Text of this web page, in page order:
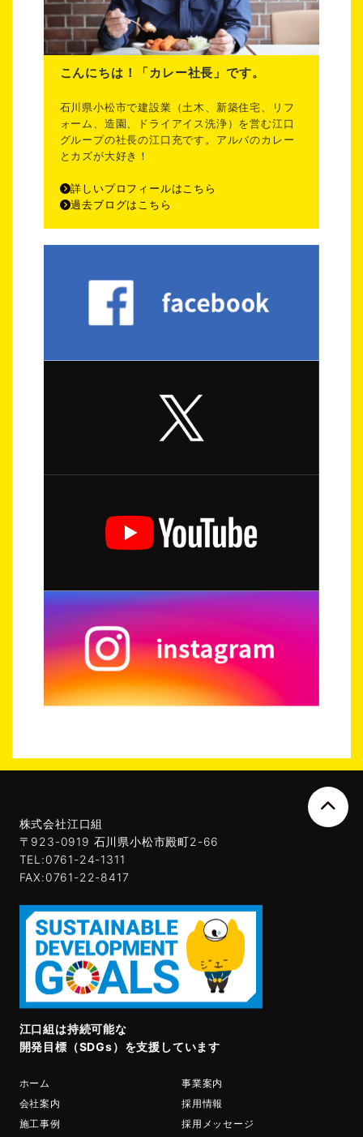
こんにちは！「カレー社長」です。
石川県小松市で建設業（土木、新築住宅、リフ
ォーム、造園、ドライアイス洗浄）を営む江口
グループの社長の江口充です。アルバのカレー
とカズが大好き！
詳しいプロフィールはこちら
過去ブログはこちら
株式会社江口組
〒923-0919 石川県小松市殿町2-66
TEL:0761-24-1311
FAX:0761-22-8417
江口組は持続可能な
開発目標（SDGs）を支援しています
ホーム
事業案内
会社案内
採用情報
施工事例
採用メッセージ